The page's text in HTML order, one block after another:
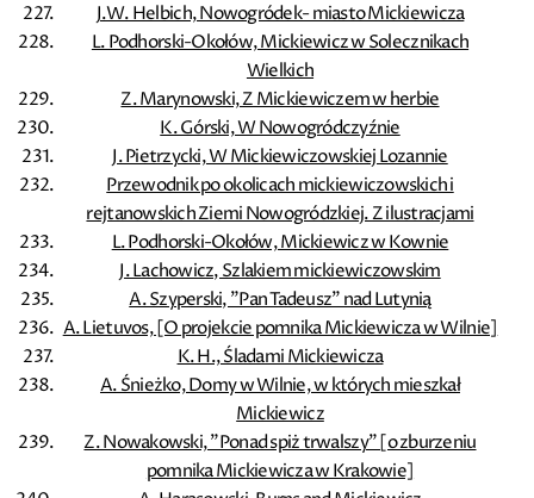
J.W. Helbich, Nowogródek- miasto Mickiewicza
L. Podhorski-Okołów, Mickiewicz w Solecznikach
Wielkich
Z. Marynowski, Z Mickiewiczem w herbie
K. Górski, W Nowogródczyźnie
J. Pietrzycki, W Mickiewiczowskiej Lozannie
Przewodnik po okolicach mickiewiczowskich i
rejtanowskich Ziemi Nowogródzkiej. Z ilustracjami
L. Podhorski-Okołów, Mickiewicz w Kownie
J. Lachowicz, Szlakiem mickiewiczowskim
A. Szyperski, ”Pan Tadeusz” nad Lutynią
A. Lietuvos, [O projekcie pomnika Mickiewicza w Wilnie]
K. H., Śladami Mickiewicza
A. Śnieżko, Domy w Wilnie, w których mieszkał
Mickiewicz
Z. Nowakowski, ”Ponad spiż trwalszy” [o zburzeniu
pomnika Mickiewicza w Krakowie]